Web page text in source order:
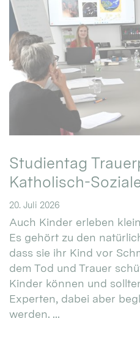
Studientag
Katholisch-
20. Juli 2026
Auch Kinder erleben
Es gehört zu den
dass sie ihr Kind vor
dem Tod und Trauer
Kinder können und
Experten, dabei aber
werden. ...